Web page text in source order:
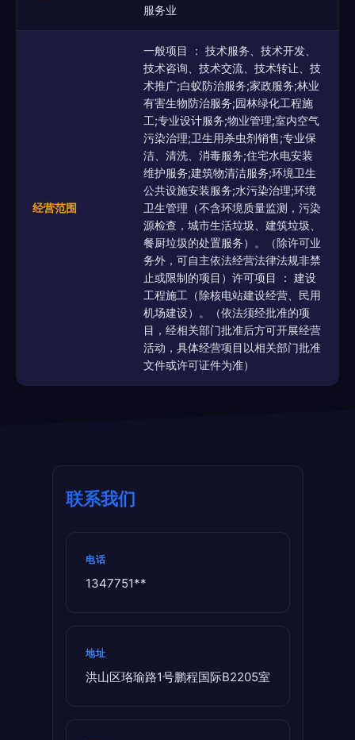
服务业
经营范围
一般项目 ： 技术服务、技术开发、
技术咨询、技术交流、技术转让、技
术推广;白蚁防治服务;家政服务;林业
有害生物防治服务;园林绿化工程施
工;专业设计服务;物业管理;室内空气
污染治理;卫生用杀虫剂销售;专业保
洁、清洗、消毒服务;住宅水电安装
维护服务;建筑物清洁服务;环境卫生
公共设施安装服务;水污染治理;环境
卫生管理（不含环境质量监测，污染
源检查，城市生活垃圾、建筑垃圾、
餐厨垃圾的处置服务）。（除许可业
务外，可自主依法经营法律法规非禁
止或限制的项目）许可项目 ： 建设
工程施工（除核电站建设经营、民用
机场建设）。（依法须经批准的项
目，经相关部门批准后方可开展经营
活动，具体经营项目以相关部门批准
文件或许可证件为准）
联系我们
电话
1347751**
地址
洪山区珞瑜路1号鹏程国际B2205室